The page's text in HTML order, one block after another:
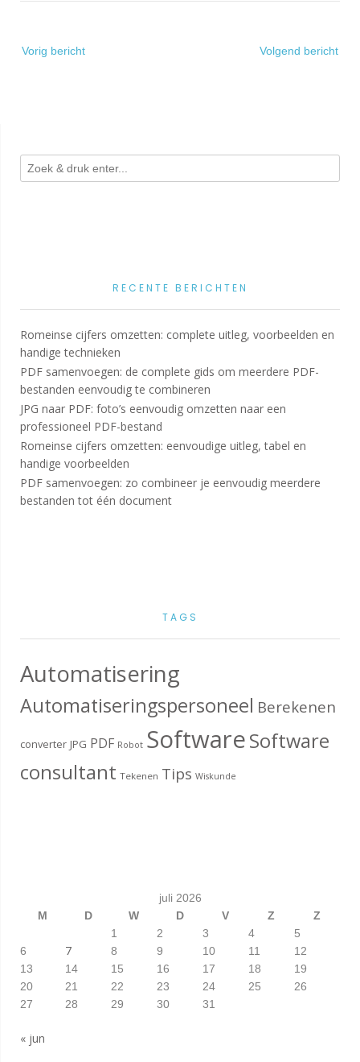
navigatie
Vorig bericht Volgend bericht
RECENTE BERICHTEN
Romeinse cijfers omzetten: complete uitleg, voorbeelden en
handige technieken
PDF samenvoegen: de complete gids om meerdere PDF-
bestanden eenvoudig te combineren
JPG naar PDF: foto’s eenvoudig omzetten naar een
professioneel PDF-bestand
Romeinse cijfers omzetten: eenvoudige uitleg, tabel en
handige voorbeelden
PDF samenvoegen: zo combineer je eenvoudig meerdere
bestanden tot één document
TAGS
Automatisering
Automatiseringspersoneel Berekenen
converter JPG PDF Robot SoftwareSoftware
consultant Tekenen Tips Wiskunde
juli 2026
M
D W D V Z
Z
1
2 3 4
5
6
7 8 9 10 11
12
13
14 15 16 17 18
19
20
21 22 23 24 25
26
27
28 29 30 31
« jun